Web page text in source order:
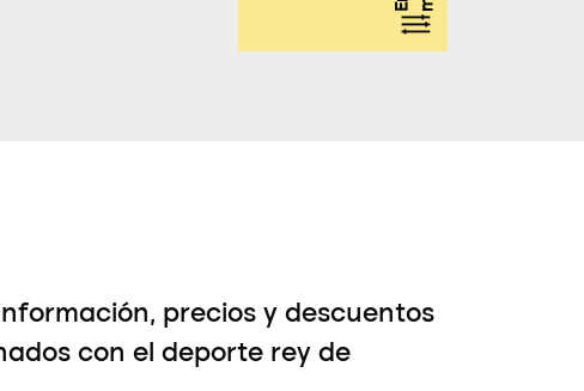
precios y descuentos
con el deporte rey de